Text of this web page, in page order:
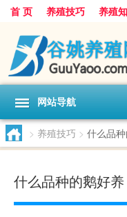
首 页 养殖技巧 养殖
网站导航
> 养殖技巧 > 什么品
什么品种的鹅好养